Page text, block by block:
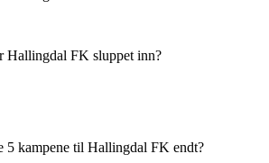
Hallingdal FK sluppet inn?
5 kampene til Hallingdal FK endt?